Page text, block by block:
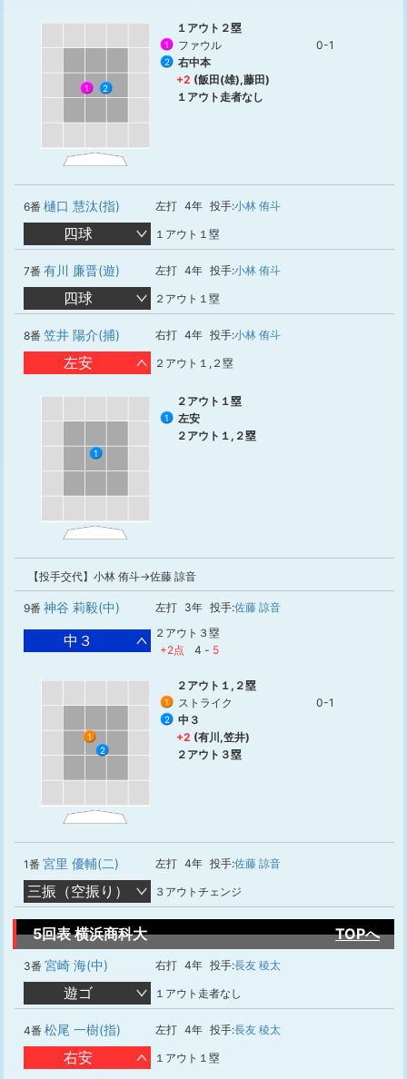
1 2
１アウト２塁
1 ファウル 0-1
2
右中本
+2 (飯田(雄),藤田)
１アウト走者なし
6番 樋口 慧汰(指) 左打 4年 投手:小林 侑斗
四球 １アウト１塁
7番 有川 廉晋(遊) 左打 4年 投手:小林 侑斗
四球 ２アウト１塁
8番 笠井 陽介(捕) 右打 4年 投手:小林 侑斗
左安 ２アウト１,２塁
1
２アウト１塁
1
左安
２アウト１,２塁
【投手交代】小林 侑斗→佐藤 諒音
9番 神谷 莉毅(中) 左打 3年 投手:佐藤 諒音
中３
２アウト３塁
+2点
4 - 5
1
2
２アウト１,２塁
1 ストライク 0-1
2
中３
+2 (有川,笠井)
２アウト３塁
1番 宮里 優輔(二) 左打 4年 投手:佐藤 諒音
三振（空振り） ３アウトチェンジ
5回表 横浜商科大 TOPへ
3番 宮崎 海(中) 右打 4年 投手:長友 稜太
遊ゴ １アウト走者なし
4番 松尾 一樹(指) 左打 4年 投手:長友 稜太
右安 １アウト１塁